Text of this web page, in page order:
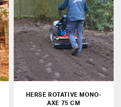
HERSE ROTATIVE MONO-
AXE 75 CM